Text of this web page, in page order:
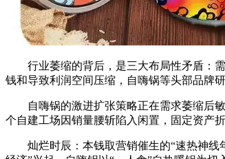
行业萎缩的背后，是三大布局性矛盾：需
钱和导致利润空间压缩，自嗨锅等头部品牌
自嗨锅的激进扩张策略正在需求萎缩后敏
个自建工场因销量腰斩陷入闲置，固定资产
灿烂时辰：本钱取营销催生的“速热神线年